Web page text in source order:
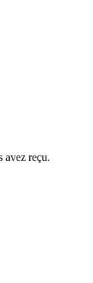
avez reçu.